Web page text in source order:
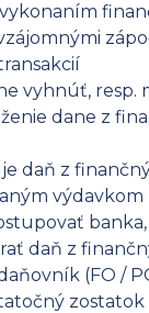
vykonaním
vyhnúť, resp.
dane z
je daň z
výdavkom
daň z
(FO /
zostatok